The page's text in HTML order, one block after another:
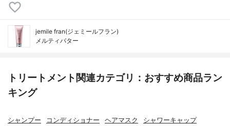
jemile fran(ジェミールフラン)
メルティバター
トリートメント関連カテゴリ：おすすめ商品ラン
キング
シャンプー コンディショナー ヘアマスク シャワーキャップ